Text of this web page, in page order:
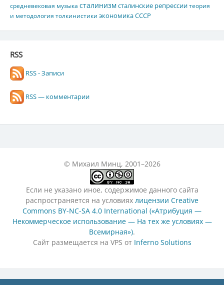
средневековая музыка сталинизмсталинские репрессиитеория
и методология толкинистики экономика СССР
RSS
RSS - Записи
RSS — комментарии
© Михаил Минц, 2001–2026
Если не указано иное, содержимое данного сайта
распространяется на условиях лицензии Creative
Commons BY-NC-SA 4.0 International («Атрибуция —
Некоммерческое использование — На тех же условиях —
Всемирная»).
Сайт размещается на VPS от Inferno Solutions